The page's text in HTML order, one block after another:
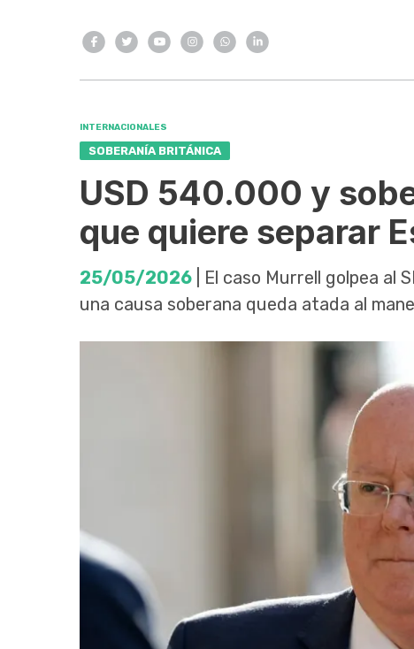
INTERNACIONALES
SOBERANÍA BRITÁNICA
USD 540.000 y
que quiere separar
25/05/2026 | El caso Murrell golpea al
una causa soberana queda atada al